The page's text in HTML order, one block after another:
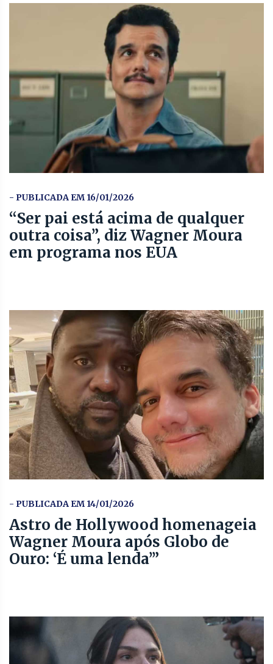
- PUBLICADA EM 16/01/2026
“Ser pai está acima de qualquer
outra coisa”, diz Wagner Moura
em programa nos EUA
- PUBLICADA EM 14/01/2026
Astro de Hollywood homenageia
Wagner Moura após Globo de
Ouro: ‘É uma lenda’”